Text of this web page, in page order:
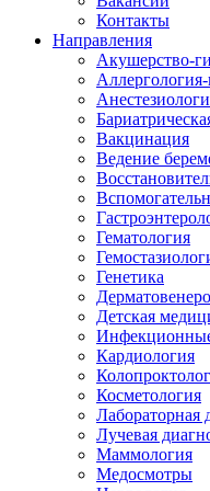
Контакты
Направления
Акушерство-
Вакцинация
Ведение
Гематология
Генетика
Детская
Кардиология
Косметология
Лабораторная
Лучевая
Маммология
Медосмотры